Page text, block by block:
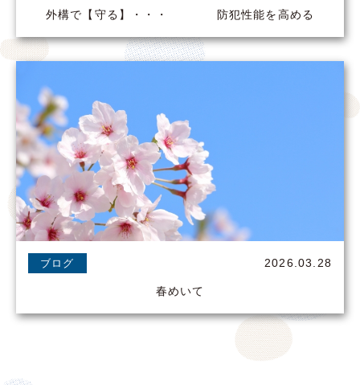
外構で【守る】・・・ 防犯性能を高める
ブログ 2026.03.28
春めいて